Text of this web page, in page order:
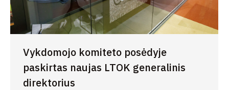
Vykdomojo komiteto posėdyje
paskirtas naujas LTOK generalinis
direktorius